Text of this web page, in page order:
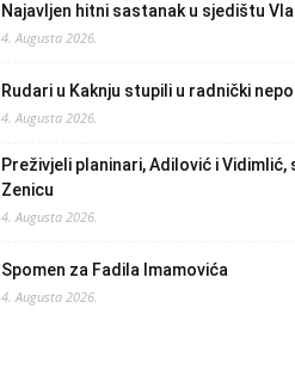
Najavljen hitni sastanak u sjedištu
4. Augusta 2026.
Rudari u Kaknju stupili u radnički
4. Augusta 2026.
Preživjeli planinari, Adilović i Vidimlić,
Zenicu
4. Augusta 2026.
Spomen za Fadila Imamovića
4. Augusta 2026.